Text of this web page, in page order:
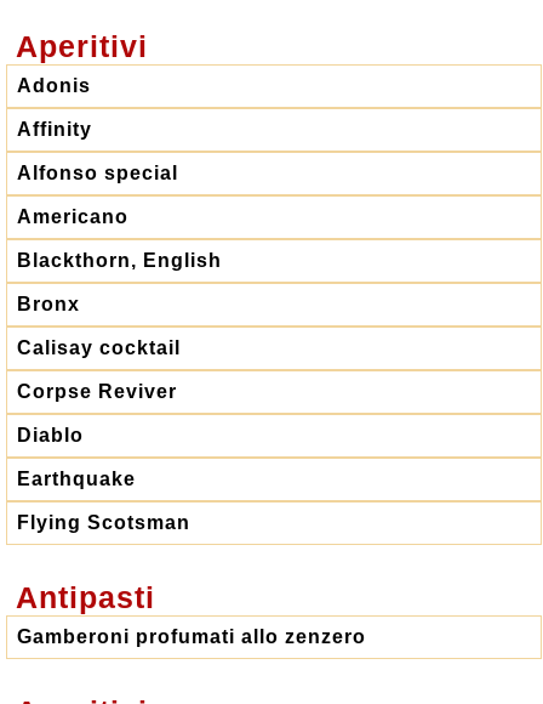
Aperitivi
Adonis
Affinity
Alfonso special
Americano
Blackthorn, English
Bronx
Calisay cocktail
Corpse Reviver
Diablo
Earthquake
Flying Scotsman
Antipasti
Gamberoni profumati allo zenzero